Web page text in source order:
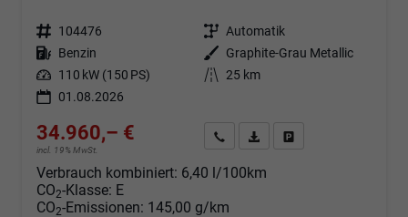
Fahrzeugnr. 104476 Getriebe Automatik
Kraftstoff Benzin Außenfarbe
Graphite-Grau Metallic
Leistung 110 kW (150 PS) Kilometerstand 25 km
01.08.2026
34.960,– €
incl. 19% MwSt.
Angebot anfordern
Fahrzeugexpose (PDF)
Verbrauch kombiniert: 6,40 l/100km
CO2-Klasse: E
CO2-Emissionen: 145,00 g/km